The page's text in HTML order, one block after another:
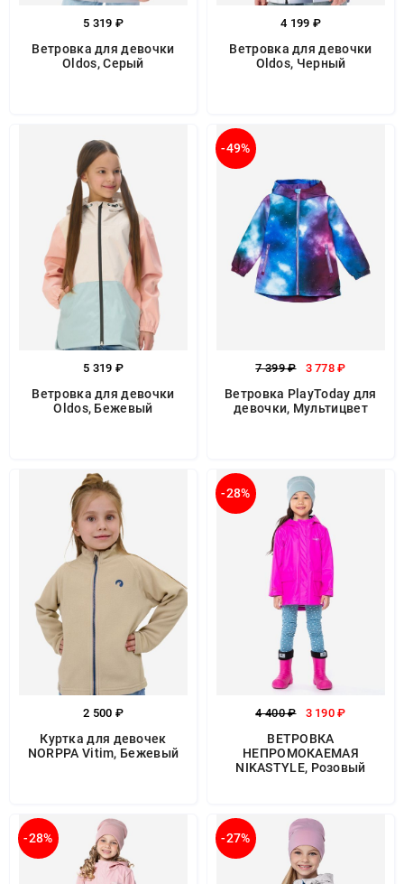
5 319 ₽
Ветровка для девочки
Oldos, Серый
4 199 ₽
Ветровка для девочки
Oldos, Черный
5 319 ₽
Ветровка для девочки
Oldos, Бежевый
-49%
7 399 ₽ 3 778 ₽
Ветровка PlayToday для
девочки, Мультицвет
2 500 ₽
Куртка для девочек
NORPPA Vitim, Бежевый
-28%
4 400 ₽ 3 190 ₽
ВЕТРОВКА
НЕПРОМОКАЕМАЯ
NIKASTYLE, Розовый
-28% -27%